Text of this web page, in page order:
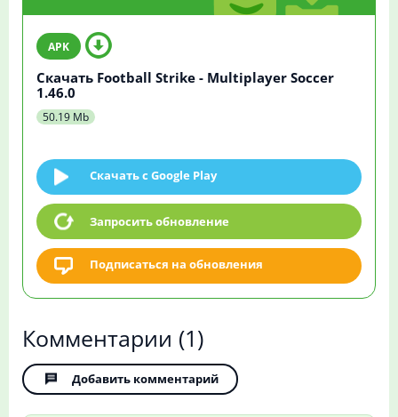
Скачать Football Strike - Multiplayer Soccer
1.46.0
50.19 Mb
Скачать c Google Play
Запросить обновление
Подписаться на обновления
Комментарии (1)
Добавить комментарий